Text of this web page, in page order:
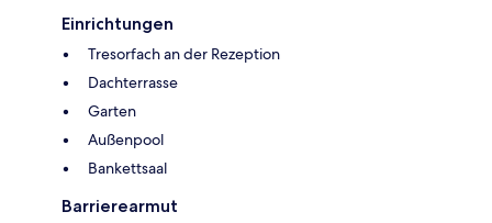
Einrichtungen
Tresorfach an der Rezeption
Dachterrasse
Garten
Außenpool
Bankettsaal
Barrierearmut